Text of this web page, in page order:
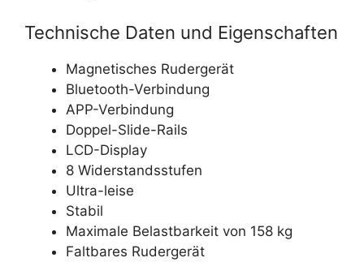
Technische Daten und Eigenschaften
Magnetisches Rudergerät
Bluetooth-Verbindung
APP-Verbindung
Doppel-Slide-Rails
LCD-Display
8 Widerstandsstufen
Ultra-leise
Stabil
Maximale Belastbarkeit von 158 kg
Faltbares Rudergerät